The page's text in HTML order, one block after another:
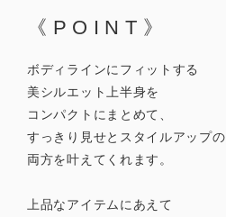
《POINT》
ボディラインにフィットする
美シルエット上半身を
コンパクトにまとめて、
すっきり見せとスタイルアップの
両方を叶えてくれます。
上品なアイテムにあえて